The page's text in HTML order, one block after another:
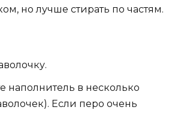
но лучше стирать по частям.
наполнитель в несколько
Если перо очень